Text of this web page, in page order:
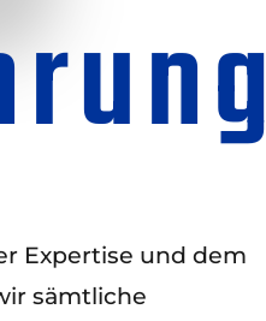
Expertise und dem
sämtliche